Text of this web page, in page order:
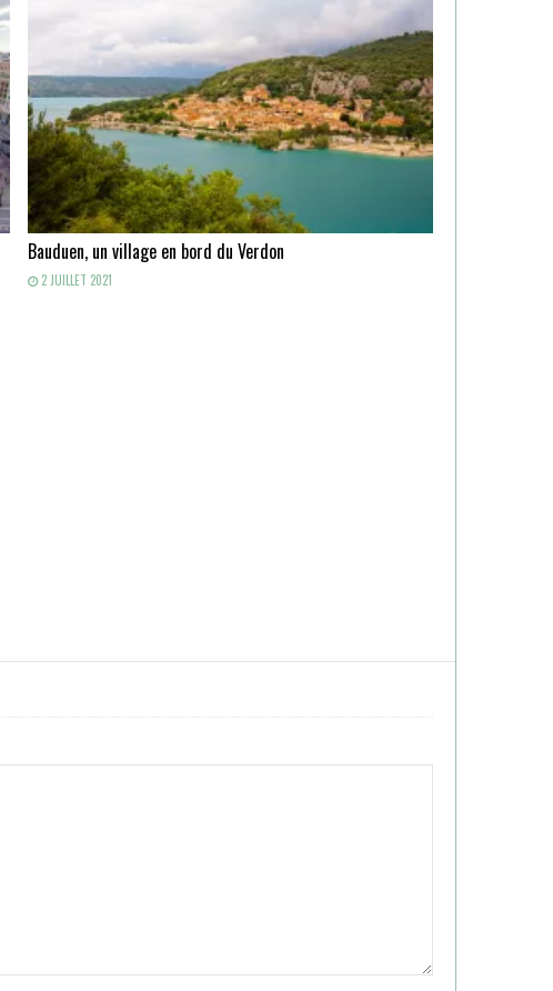
Bauduen, un village en bord du Verdon
2 JUILLET 2021